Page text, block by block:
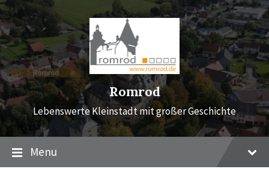
Skip
to
content
Skip
to
main
navigation
Skip
to
footer
Romrod
Lebenswerte Kleinstadt mit großer Geschichte
Menu